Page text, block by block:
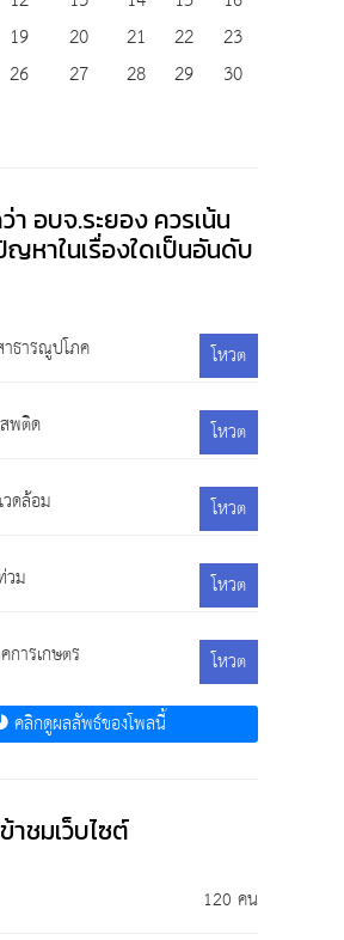
19 20 21 22
23
26 27 28 29
30
า อบจ.ระยอง ควรเน้น
ญหาในเรื่องใดเป็นอันดับ
ธารณูปโภค โหวต
พติด โหวต
ดล้อม โหวต
วม โหวต
การเกษตร
โหวต
คลิกดูผลลัพธ์ของโพลนี้
าชมเว็บไซต์
120 คน